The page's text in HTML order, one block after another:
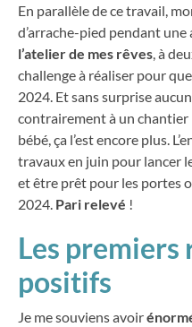
En parallèle de ce travail,
d’arrache-pied pendant
l’atelier de mes rêves, à
challenge à réaliser pour
2024. Et sans surprise
contrairement à un chantier
bébé, ça l’est encore plus.
travaux en juin pour lancer
et être prêt pour les portes
2024. Pari relevé !
Les premiers
positifs
Je me souviens avoir